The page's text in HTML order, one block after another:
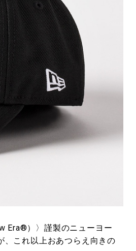
Era®）〉謹製のニューヨー
、これ以上おあつらえ向きの